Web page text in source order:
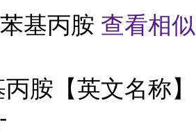
基丙胺 查看相似
胺【英文名称】